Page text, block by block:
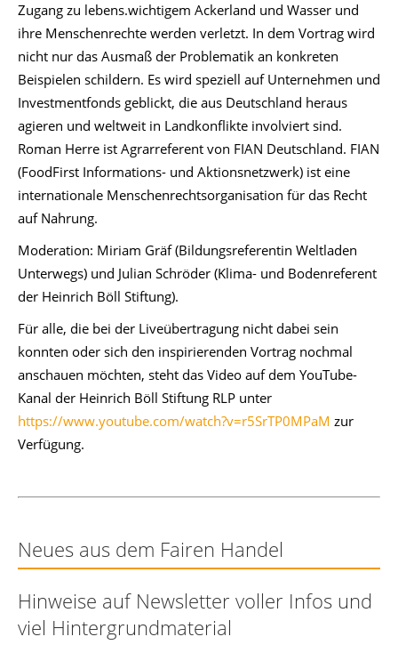
Zugang zu lebens.wichtigem Ackerland und Wasser und
ihre Menschenrechte werden verletzt. In dem Vortrag wird
nicht nur das Ausmaß der Problematik an konkreten
Beispielen schildern. Es wird speziell auf Unternehmen und
Investmentfonds geblickt, die aus Deutschland heraus
agieren und weltweit in Landkonflikte involviert sind.
Roman Herre ist Agrarreferent von FIAN Deutschland. FIAN
(FoodFirst Informations- und Aktionsnetzwerk) ist eine
internationale Menschenrechtsorganisation für das Recht
auf Nahrung.
Moderation: Miriam Gräf (Bildungsreferentin Weltladen
Unterwegs) und Julian Schröder (Klima- und Bodenreferent
der Heinrich Böll Stiftung).
Für alle, die bei der Liveübertragung nicht dabei sein
konnten oder sich den inspirierenden Vortrag nochmal
anschauen möchten, steht das Video auf dem YouTube-
Kanal der Heinrich Böll Stiftung RLP unter
https://www.youtube.com/watch?v=r5SrTP0MPaM zur
Verfügung.
Neues aus dem Fairen Handel
Hinweise auf Newsletter voller Infos und
viel Hintergrundmaterial